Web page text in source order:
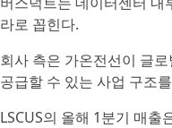
라로 꼽힌다.
회사 측은 가온전선이 글
공급할 수 있는 사업 구조
LSCUS의 올해 1분기 매